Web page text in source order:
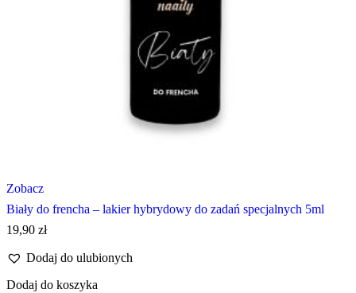
Zobacz
Biały do frencha – lakier hybrydowy do zadań specjalnych 5ml
19,90 zł
Dodaj do ulubionych
Dodaj do koszyka